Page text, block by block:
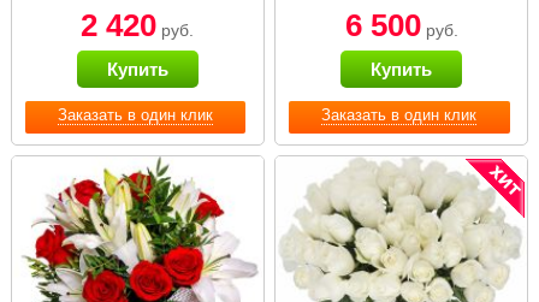
Заказать в один клик
2 420 руб.
Купить
Заказать в один клик
6 500руб.
Купить